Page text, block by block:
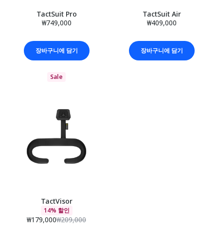
TactSuit Pro
₩749,000
장바구니에 담기
TactSuit Air
₩409,000
장바구니에 담기
Sale
TactVisor
14% 할인
₩179,000₩209,000